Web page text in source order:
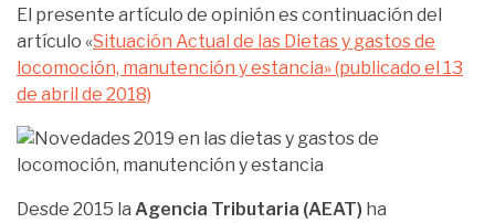
El presente artículo de opinión es continuación del
artículo «Situación Actual de las Dietas y gastos de
locomoción, manutención y estancia» (publicado el 13
de abril de 2018)
Desde 2015 la Agencia Tributaria (AEAT) ha